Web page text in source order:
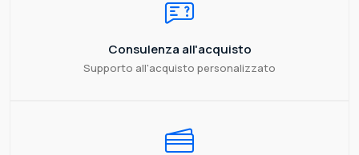
Consulenza all'acquisto
Supporto all'acquisto personalizzato